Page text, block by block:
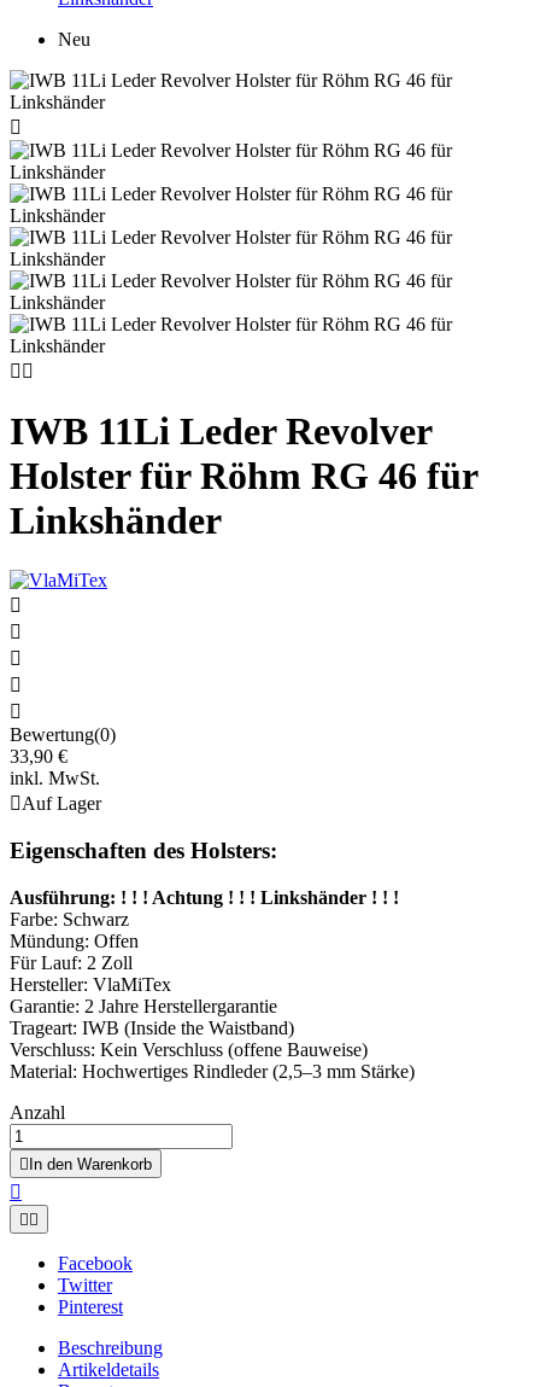
Neu

 
IWB 11Li Leder Revolver
Holster für Röhm RG 46 für
Linkshänder





Bewertung(0)
33,90 €
inkl. MwSt.
Auf Lager
Eigenschaften des Holsters:
Ausführung: ! ! ! Achtung ! ! ! Linkshänder ! ! !
Farbe: Schwarz
Mündung: Offen
Für Lauf: 2 Zoll
Hersteller: VlaMiTex
Garantie: 2 Jahre Herstellergarantie
Trageart: IWB (Inside the Waistband)
Verschluss: Kein Verschluss (offene Bauweise)
Material: Hochwertiges Rindleder (2,5–3 mm Stärke)
Anzahl
 In den Warenkorb

 
Facebook
Twitter
Pinterest
Beschreibung
Artikeldetails